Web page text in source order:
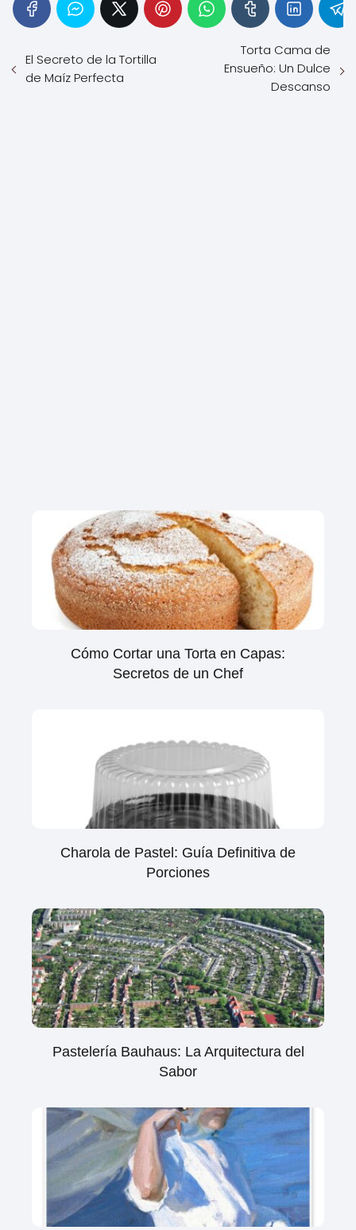
El Secreto de la Tortilla
de Maíz Perfecta
Torta Cama de
Ensueño: Un Dulce
Descanso
Cómo Cortar una Torta en Capas:
Secretos de un Chef
Charola de Pastel: Guía Definitiva de
Porciones
Pastelería Bauhaus: La Arquitectura del
Sabor